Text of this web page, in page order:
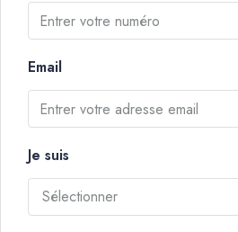
Email
Je suis
Sélectionner